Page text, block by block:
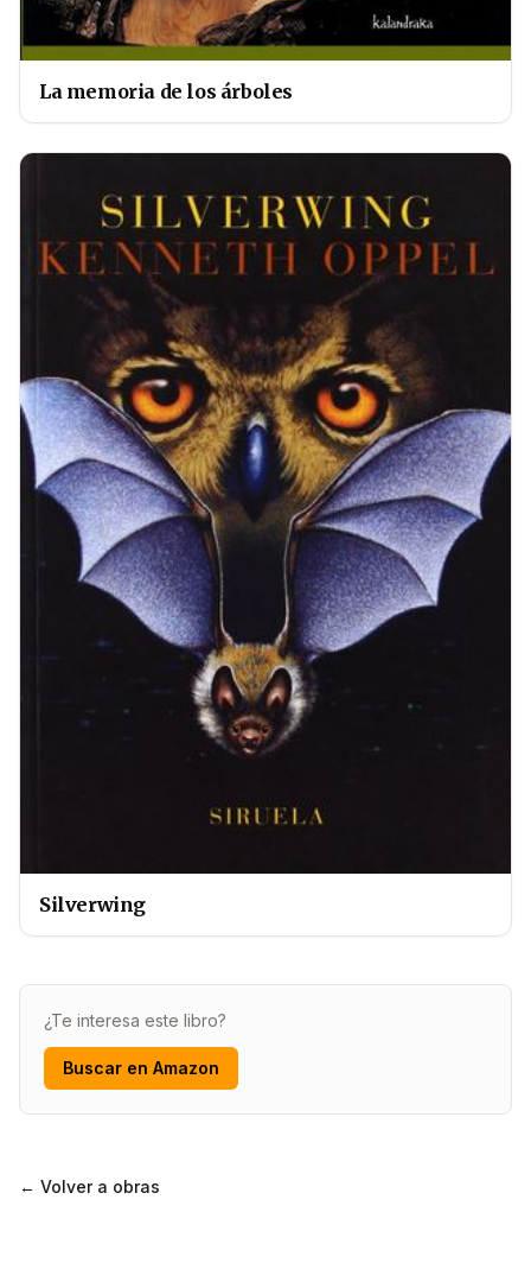
La memoria de los árboles
Silverwing
¿Te interesa este libro?
Buscar en Amazon
← Volver a obras